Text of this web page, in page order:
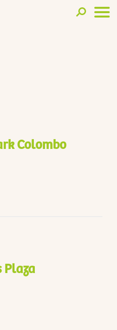
Colombo
Plaza